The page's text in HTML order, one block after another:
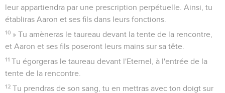
leur appartiendra par une prescription perpétuelle. Ainsi, tu
établiras Aaron et ses fils dans leurs fonctions.
10 » Tu amèneras le taureau devant la tente de la rencontre,
et Aaron et ses fils poseront leurs mains sur sa tête.
11 Tu égorgeras le taureau devant l'Eternel, à l'entrée de la
tente de la rencontre.
12 Tu prendras de son sang, tu en mettras avec ton doigt sur